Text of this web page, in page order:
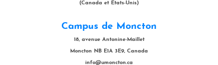
(Canada et États-Unis)
Campus de Moncton
18, avenue Antonine-Maillet
Moncton NB E1A 3E9, Canada
info@umoncton.ca